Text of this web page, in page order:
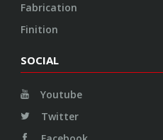
Fabrication
Finition
SOCIAL
Youtube
Twitter